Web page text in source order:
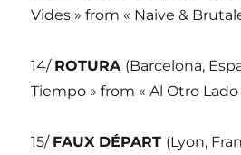
Vides » from « Naive &
14/ ROTURA (Barcelona,
Tiempo » from « Al Otro Lado
15/ FAUX DÉPART (Lyon,